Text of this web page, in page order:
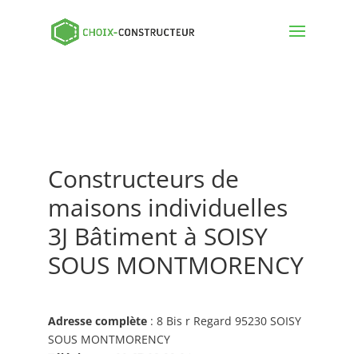
Constructeurs de
maisons individuelles
3J Bâtiment à SOISY
SOUS MONTMORENCY
Adresse complète: 8 Bis r Regard 95230 SOISY
SOUS MONTMORENCY